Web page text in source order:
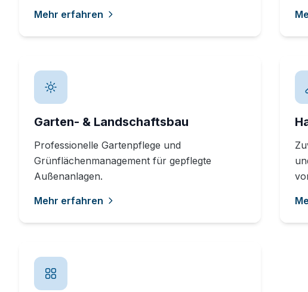
Mehr erfahren
Garten- & Landschaftsbau
Professionelle Gartenpflege und
Grünflächenmanagement für gepflegte
Außenanlagen.
Mehr erfahren